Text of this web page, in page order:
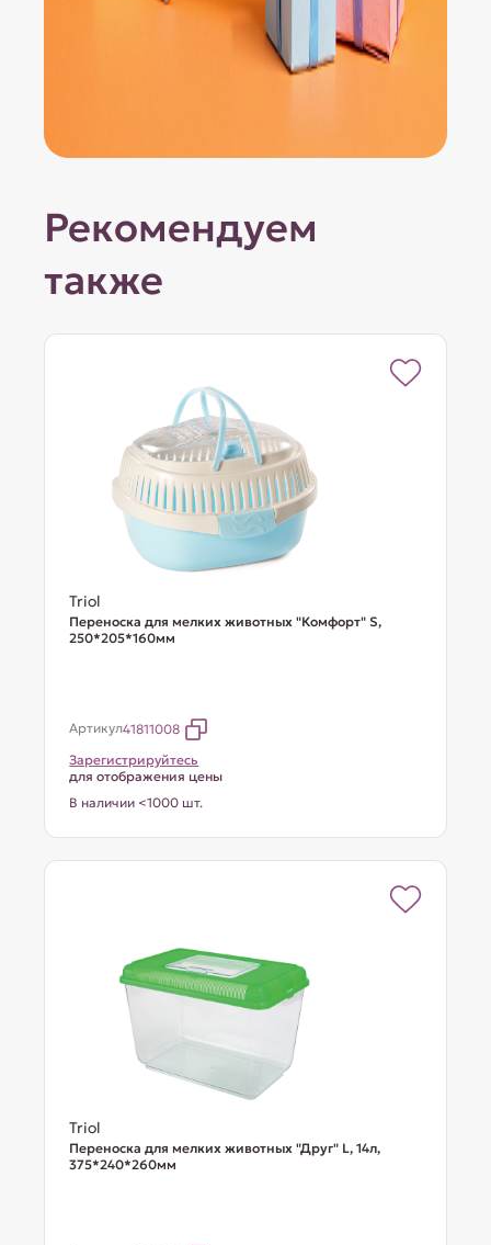
Рекомендуем
также
Triol
Переноска для мелких животных "Комфорт" S,
250*205*160мм
Артикул41811008
Зарегистрируйтесь
для отображения цены
В наличии <1000 шт.
Triol
Переноска для мелких животных "Друг" L, 14л,
375*240*260мм